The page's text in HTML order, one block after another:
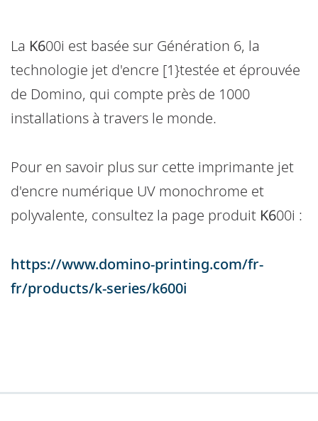
La K600i est basée sur Génération 6, la
technologie jet d'encre [1}testée et éprouvée
de Domino, qui compte près de 1000
installations à travers le monde.
Pour en savoir plus sur cette imprimante jet
d'encre numérique UV monochrome et
polyvalente, consultez la page produit K600i :
https://www.domino-printing.com/fr-
fr/products/k-series/k600i